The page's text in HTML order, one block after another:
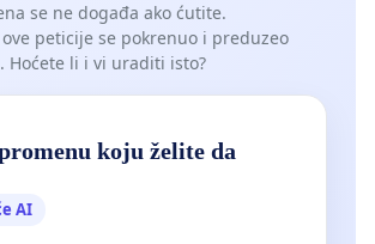
se ne događa ako ćutite.
peticije se pokrenuo i preduzeo
Hoćete li i vi uraditi isto?
koju želite da
AI